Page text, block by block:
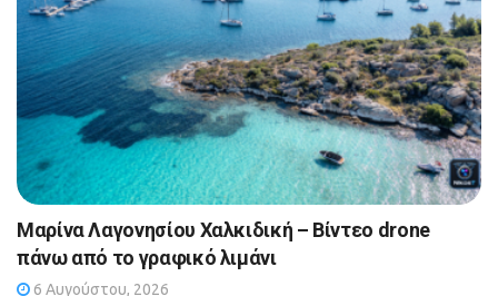
Μαρίνα Λαγονησίου Χαλκιδική – Βίντεο drone
πάνω από το γραφικό λιμάνι
6 Αυγούστου, 2026